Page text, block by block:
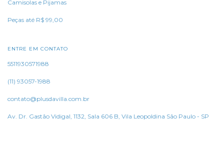
Camisolas e Pijamas
Peças até R$ 99,00
ENTRE EM CONTATO
5511930571988
(11) 93057-1988
contato@plusdavilla.com.br
Av. Dr. Gastão Vidigal, 1132, Sala 606 B, Vila Leopoldina São Paulo - SP